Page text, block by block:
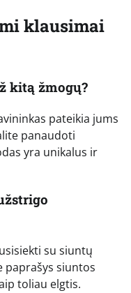
klausimai
kitą žmogų?
pateikia jums
panaudoti
yra unikalus ir
su siuntų
paprašys siuntos
toliau elgtis.